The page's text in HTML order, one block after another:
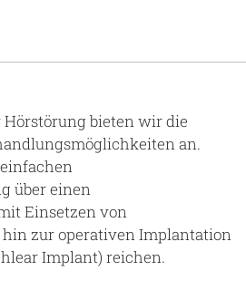
Hörstörung bieten wir die
an.
über einen
Einsetzen von
zur operativen Implantation
Implant) reichen.